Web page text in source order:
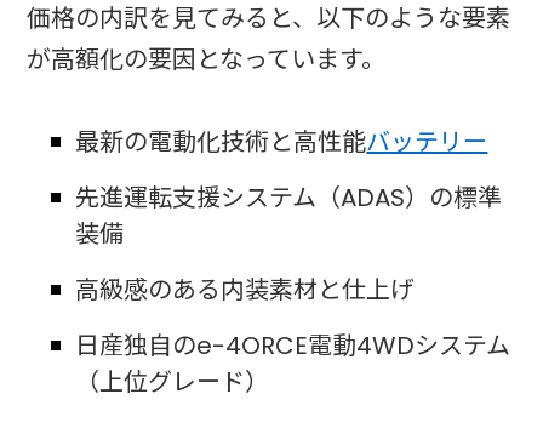
価格の内訳を見てみると、以下のような要素
が高額化の要因となっています。
最新の電動化技術と高性能バッテリー
先進運転支援システム（ADAS）の標準
装備
高級感のある内装素材と仕上げ
日産独自のe-4ORCE電動4WDシステム
（上位グレード）